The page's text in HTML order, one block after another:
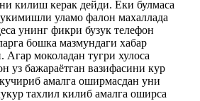
килиш керак дейди. Ёки булмаса
укимишли уламо фалон махаллада
унинг фикри бузук телефон
бошка мазмундаги хабар
Агар моколадан тугри хулоса
уз бажараётган вазифасини кур
амалга оширмасдан уни
тахлил килиб амалга оширса